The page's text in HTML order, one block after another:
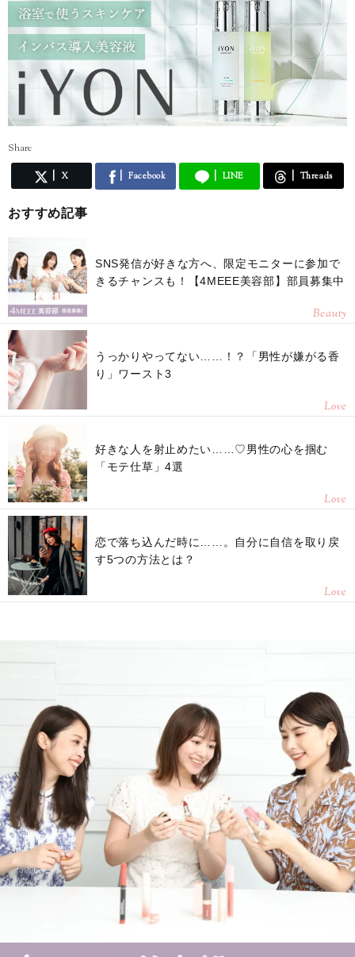
Share
X Facebook LINE Threads
おすすめ記事
SNS発信が好きな方へ、限定モニターに参加で
きるチャンスも！【4MEEE美容部】部員募集中
Beauty
うっかりやってない……！？「男性が嫌がる香
り」ワースト3
Love
好きな人を射止めたい……♡男性の心を掴む
「モテ仕草」4選
Love
恋で落ち込んだ時に……。自分に自信を取り戻
す5つの方法とは？
Love